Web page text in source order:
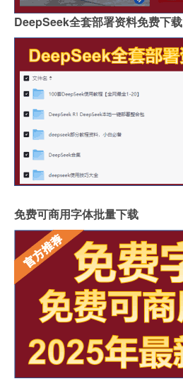
DeepSeek全套部署资料免费下载
免费可商用字体批量下载